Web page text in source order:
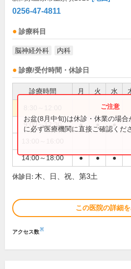
0256-47-4811
診療科目
脳神経外科 内科
診療/受付時間・休診日
診療時間 月 火 水
9:00～12:30 ● ● ●
14:00～18:00 ● ● ●
お盆(8月中旬)は休診・休業の場
に必ず医療機関に直接ご確認くだ
休診日: 木、日、祝、第3土
この医院の詳細
アクセス数※